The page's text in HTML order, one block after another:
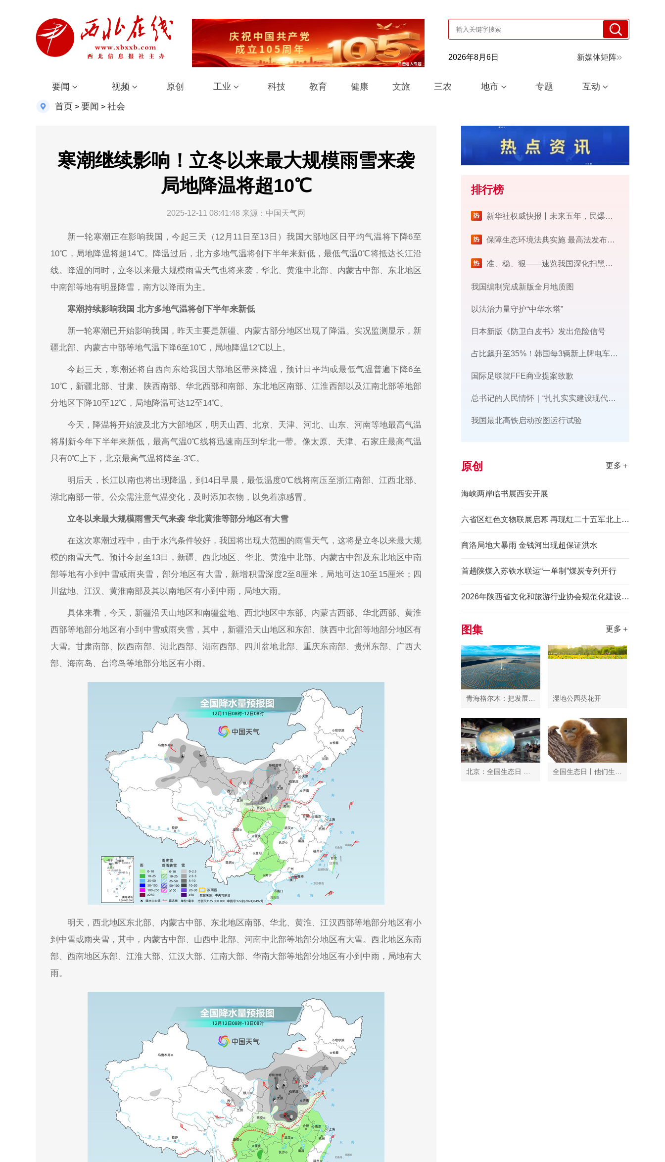
2026年8月6日 新媒体矩阵
要闻 视频 原创 工业 科技 教育 健康 文旅 三农 地市 专题 互动
首页 > 要闻 > 社会
寒潮继续影响！立冬以来最大规模雨雪来袭
局地降温将超10℃
2025-12-11 08:41:48 来源：中国天气网
新一轮寒潮正在影响我国，今起三天（12月11日至13日）我国大部地区日平均气温将下降6至
10℃，局地降温将超14℃。降温过后，北方多地气温将创下半年来新低，最低气温0℃将抵达长江沿
线。降温的同时，立冬以来最大规模雨雪天气也将来袭，华北、黄淮中北部、内蒙古中部、东北地区
中南部等地有明显降雪，南方以降雨为主。
寒潮持续影响我国 北方多地气温将创下半年来新低
新一轮寒潮已开始影响我国，昨天主要是新疆、内蒙古部分地区出现了降温。实况监测显示，新
疆北部、内蒙古中部等地气温下降6至10℃，局地降温12℃以上。
今起三天，寒潮还将自西向东给我国大部地区带来降温，预计日平均或最低气温普遍下降6至
10℃，新疆北部、甘肃、陕西南部、华北西部和南部、东北地区南部、江淮西部以及江南北部等地部
分地区下降10至12℃，局地降温可达12至14℃。
今天，降温将开始波及北方大部地区，明天山西、北京、天津、河北、山东、河南等地最高气温
将刷新今年下半年来新低，最高气温0℃线将迅速南压到华北一带。像太原、天津、石家庄最高气温
只有0℃上下，北京最高气温将降至-3℃。
明后天，长江以南也将出现降温，到14日早晨，最低温度0℃线将南压至浙江南部、江西北部、
湖北南部一带。公众需注意气温变化，及时添加衣物，以免着凉感冒。
立冬以来最大规模雨雪天气来袭 华北黄淮等部分地区有大雪
在这次寒潮过程中，由于水汽条件较好，我国将出现大范围的雨雪天气，这将是立冬以来最大规
模的雨雪天气。预计今起至13日，新疆、西北地区、华北、黄淮中北部、内蒙古中部及东北地区中南
部等地有小到中雪或雨夹雪，部分地区有大雪，新增积雪深度2至8厘米，局地可达10至15厘米；四
川盆地、江汉、黄淮南部及其以南地区有小到中雨，局地大雨。
具体来看，今天，新疆沿天山地区和南疆盆地、西北地区中东部、内蒙古西部、华北西部、黄淮
西部等地部分地区有小到中雪或雨夹雪，其中，新疆沿天山地区和东部、陕西中北部等地部分地区有
大雪。甘肃南部、陕西南部、湖北西部、湖南西部、四川盆地北部、重庆东南部、贵州东部、广西大
部、海南岛、台湾岛等地部分地区有小雨。
明天，西北地区东北部、内蒙古中部、东北地区南部、华北、黄淮、江汉西部等地部分地区有小
到中雪或雨夹雪，其中，内蒙古中部、山西中北部、河南中北部等地部分地区有大雪。西北地区东南
部、西南地区东部、江淮大部、江汉大部、江南大部、华南大部等地部分地区有小到中雨，局地有大
雨。
排行榜
​新华社权威快报丨未来五年，民爆行业这样安全发展
保障生态环境法典实施 最高法发布首个配套司法解释
​准、稳、狠——速览我国深化扫黑除恶专项斗争最新部署
我国编制完成新版全月地质图
以法治力量守护“中华水塔”
日本新版《防卫白皮书》发出危险信号
占比飙升至35%！韩国每3辆新上牌电车，就有1辆来自中国
国际足联就FFE商业提案致歉
总书记的人民情怀｜“扎扎实实建设现代化产业体系”
我国最北高铁启动按图运行试验
原创 更多＋
海峡两岸临书展西安开展
六省区红色文物联展启幕 再现红二十五军北上先锋长征史诗
商洛局地大暴雨 金钱河出现超保证洪水
首趟陕煤入苏铁水联运“一单制”煤炭专列开行
2026年陕西省文化和旅游行业协会规范化建设培训班举办
图集 更多＋
湿地公园葵花开